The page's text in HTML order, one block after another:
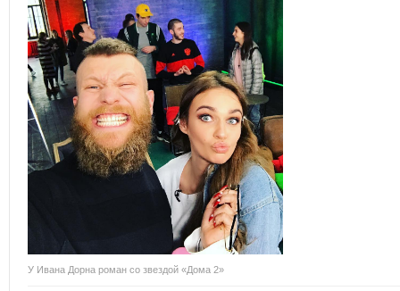
У Ивана Дорна роман со звездой «Дома 2»